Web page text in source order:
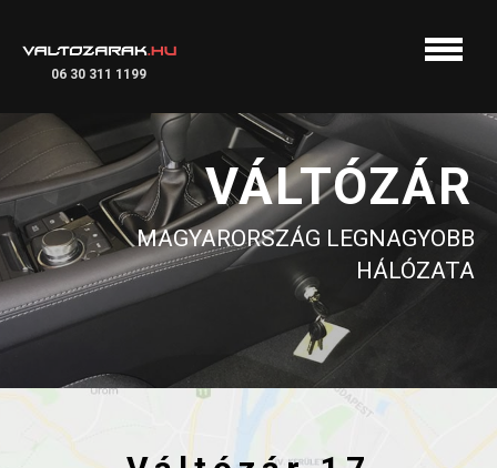
06 30 311 1199
VÁLTÓZÁR
MAGYARORSZÁG LEGNAGYOBB
HÁLÓZATA